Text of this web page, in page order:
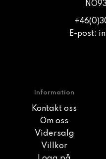
E-post:
Information
Kontakt oss
Om oss
Vidersalg
Villkor